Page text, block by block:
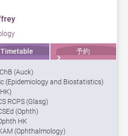
Timetable 予約
(Auck)
(Epidemiology and Biostatistics)
RCPS (Glasg)
(Ophth)
HK
(Ophthalmology)